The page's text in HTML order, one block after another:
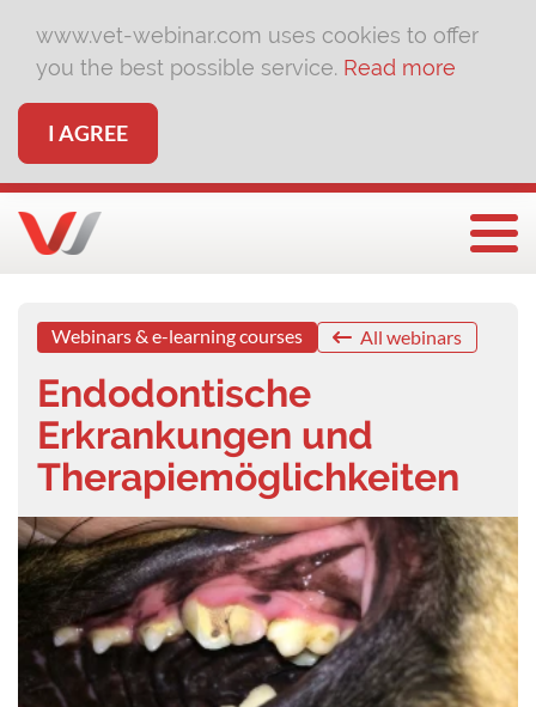
www.vet-webinar.com uses cookies to offer
you the best possible service. Read more
I AGREE
Webinars & e-learning courses All webinars
Endodontische
Erkrankungen und
Therapiemöglichkeiten